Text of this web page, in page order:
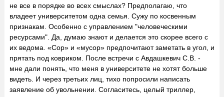
не все в порядке во всех смыслах? Предполагаю, что
владеет университетом одна семья. Сужу по косвенным
признакам. Особенно с управлением "человеческими
ресурсами". Да, думаю знают и делается это скорее всего с
их ведома. «Сор» и «мусор» предпочитают заметать в угол, и
прятать под ковриком. После встречи с Авдашкевич С.В. -
мне дали понять, что меня в университете не хотят больше
видеть. И через третьих лиц, тихо попросили написать
заявление об увольнении. Согласитесь, целый триллер,